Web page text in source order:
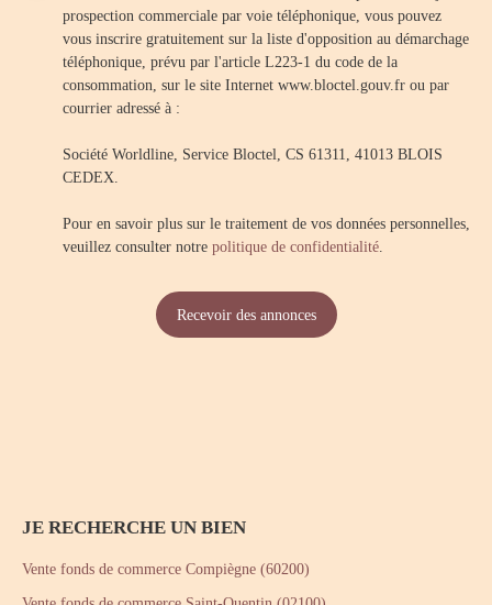
prospection commerciale par voie téléphonique, vous pouvez
vous inscrire gratuitement sur la liste d'opposition au démarchage
téléphonique, prévu par l'article L223-1 du code de la
consommation, sur le site Internet www.bloctel.gouv.fr ou par
courrier adressé à :
Société Worldline, Service Bloctel, CS 61311, 41013 BLOIS
CEDEX.
Pour en savoir plus sur le traitement de vos données personnelles,
veuillez consulter notre politique de confidentialité.
Recevoir des annonces
JE RECHERCHE UN BIEN
Vente fonds de commerce Compiègne (60200)